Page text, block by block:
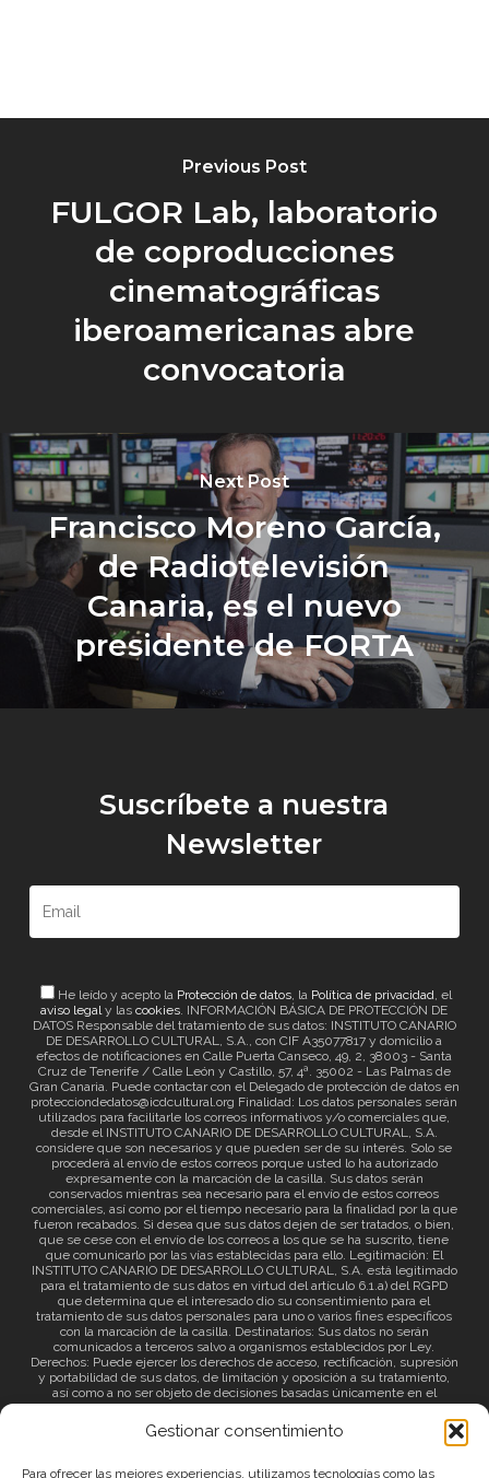
Gestionar consentimiento
Para ofrecer las mejores experiencias, utilizamos tecnologías como las
Previous Post
FULGOR Lab, laboratorio
de coproducciones
cinematográficas
iberoamericanas abre
convocatoria
Next Post
Francisco Moreno García,
de Radiotelevisión
Canaria, es el nuevo
presidente de FORTA
Suscríbete a nuestra
Newsletter
He leído y acepto la Protección de datos, la Política de privacidad, el
aviso legaly lascookies. INFORMACIÓN BÁSICA DE PROTECCIÓN DE
DATOS Responsable del tratamiento de sus datos: INSTITUTO CANARIO
DE DESARROLLO CULTURAL, S.A., con CIF A35077817 y domicilio a
efectos de notificaciones en Calle Puerta Canseco, 49, 2, 38003 - Santa
Cruz de Tenerife / Calle León y Castillo, 57, 4ª. 35002 - Las Palmas de
Gran Canaria. Puede contactar con el Delegado de protección de datos en
protecciondedatos@icdcultural.org Finalidad: Los datos personales serán
utilizados para facilitarle los correos informativos y/o comerciales que,
desde el INSTITUTO CANARIO DE DESARROLLO CULTURAL, S.A.
considere que son necesarios y que pueden ser de su interés. Solo se
procederá al envío de estos correos porque usted lo ha autorizado
expresamente con la marcación de la casilla. Sus datos serán
conservados mientras sea necesario para el envío de estos correos
comerciales, así como por el tiempo necesario para la finalidad por la que
fueron recabados. Si desea que sus datos dejen de ser tratados, o bien,
que se cese con el envío de los correos a los que se ha suscrito, tiene
que comunicarlo por las vías establecidas para ello. Legitimación: El
INSTITUTO CANARIO DE DESARROLLO CULTURAL, S.A. está legitimado
para el tratamiento de sus datos en virtud del artículo 6.1.a) del RGPD
que determina que el interesado dio su consentimiento para el
tratamiento de sus datos personales para uno o varios fines específicos
con la marcación de la casilla. Destinatarios: Sus datos no serán
comunicados a terceros salvo a organismos establecidos por Ley.
Derechos: Puede ejercer los derechos de acceso, rectificación, supresión
y portabilidad de sus datos, de limitación y oposición a su tratamiento,
así como a no ser objeto de decisiones basadas únicamente en el
tratamiento automatizado de sus datos y revocar el consentimiento
prestado. Información adicional: Puede consultar la información adicional
a través del siguienteenlace.